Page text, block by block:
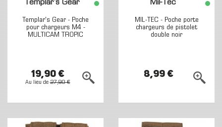
Templar's Gear
Templar's Gear - Poche
pour chargeurs M4 -
MULTICAM TROPIC
19,90 €
Au lieu de27,90 €
Mil-Tec
MIL-TEC - Poche porte
chargeurs de pistolet
double noir
8,99 €